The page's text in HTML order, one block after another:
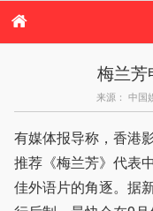
日
音
日本
八
梅兰芳
来源： 中国
有媒体报导称，香港
推荐《梅兰芳》代表
佳外语片的角逐。据